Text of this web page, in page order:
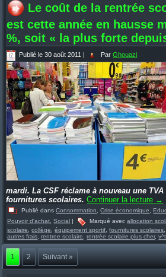
Le coût de la rentrée
est cette année en hausse
%, soit « la plus forte
Publié le 30 août 2011 Par Ghouazi
mardi. La CSF réclame à nouveau une
fournitures scolaires. Continuer la lecture →
Publié dans Consommation ,Crise économique
Pouvoir d'achat ,Social | Marqué avec allocation
scolaire
,collège ,équipement sportif ,fournitures scolaires
autres frais ,rentree scolaire ,rentrée scolaire plus cher,
1 2 Suivant »